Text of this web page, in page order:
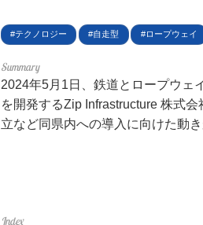
利用規約
ライター名簿
テクノロジー 自走型 ロープウェイ
2024年5月1日、鉄道とロープウェ
を開発するZip Infrastructure 株式
立など同県内への導入に向けた動き